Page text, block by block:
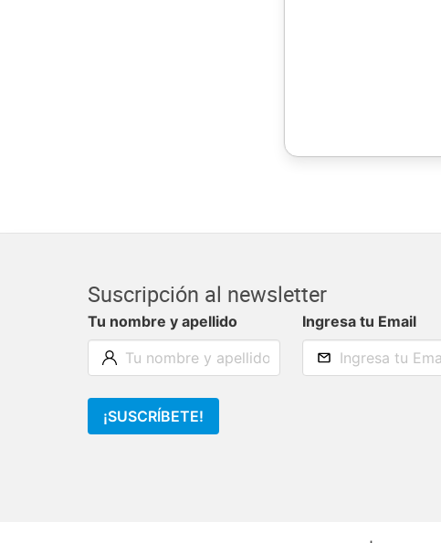
Suscripción al newsletter
Tu nombre y apellido Ingresa tu Email
¡SUSCRÍBETE!